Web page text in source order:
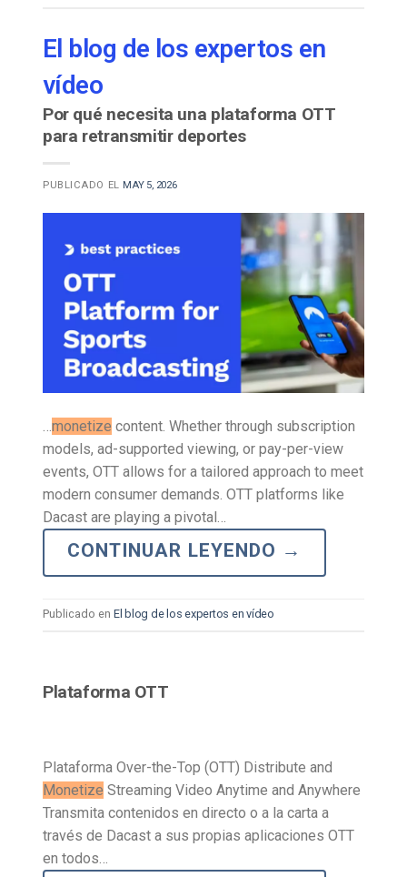
El blog de los expertos en
vídeo
Por qué necesita una plataforma OTT
para retransmitir deportes
PUBLICADO EL MAY 5, 2026
…monetize content. Whether through subscription
models, ad-supported viewing, or pay-per-view
events, OTT allows for a tailored approach to meet
modern consumer demands. OTT platforms like
Dacast are playing a pivotal…
CONTINUAR LEYENDO →
Publicado en El blog de los expertos en vídeo
Plataforma OTT
Plataforma Over-the-Top (OTT) Distribute and
Monetize Streaming Video Anytime and Anywhere
Transmita contenidos en directo o a la carta a
través de Dacast a sus propias aplicaciones OTT
en todos…